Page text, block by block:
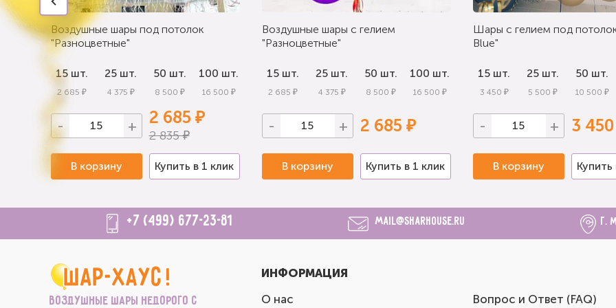
Воздушные шары под потолок
"Разноцветные"
15 шт.
2 685 ₽
25 шт.
4 375 ₽
50 шт.
8 500 ₽
100 шт.
16 500 ₽
- + 2 685 ₽
2 835 ₽
В корзину Купить в 1 клик
Воздушные шары с гелием
"Разноцветные"
15 шт.
2 685 ₽
25 шт.
4 375 ₽
50 шт.
8 500 ₽
100 шт.
16 500 ₽
- + 2 685 ₽
В корзину Купить в 1 клик
Шары с гелием под
Blue"
15 шт.
3 450 ₽
25 шт.
5 500 ₽
50 шт.
10 500 ₽
- + 3
В корзину Купить
+7 (499) 677-23-81 mail@sharhouse.ru г.
Воздушные шары недорого с
ИНФОРМАЦИЯ
О нас
Вопрос и Ответ (FAQ)